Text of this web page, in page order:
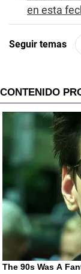
en esta
Seguir temas